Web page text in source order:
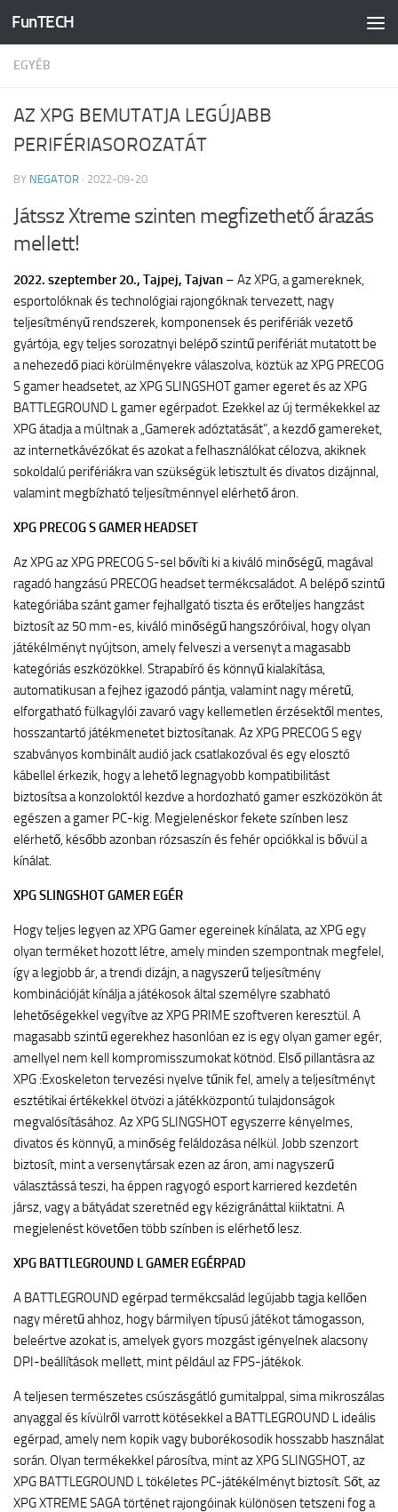
Skip to content
FunTECH
EGYÉB
AZ XPG BEMUTATJA LEGÚJABB
PERIFÉRIASOROZATÁT
BY NEGATOR · 2022-09-20
Játssz Xtreme szinten megfizethető árazás
mellett!
2022. szeptember 20., Tajpej, Tajvan – Az XPG, a gamereknek,
esportolóknak és technológiai rajongóknak tervezett, nagy
teljesítményű rendszerek, komponensek és perifériák vezető
gyártója, egy teljes sorozatnyi belépő szintű perifériát mutatott be
a nehezedő piaci körülményekre válaszolva, köztük az XPG PRECOG
S gamer headsetet, az XPG SLINGSHOT gamer egeret és az XPG
BATTLEGROUND L gamer egérpadot. Ezekkel az új termékekkel az
XPG átadja a múltnak a „Gamerek adóztatását”, a kezdő gamereket,
az internetkávézókat és azokat a felhasználókat célozva, akiknek
sokoldalú perifériákra van szükségük letisztult és divatos dizájnnal,
valamint megbízható teljesítménnyel elérhető áron.
XPG PRECOG S GAMER HEADSET
Az XPG az XPG PRECOG S-sel bővíti ki a kiváló minőségű, magával
ragadó hangzású PRECOG headset termékcsaládot. A belépő szintű
kategóriába szánt gamer fejhallgató tiszta és erőteljes hangzást
biztosít az 50 mm-es, kiváló minőségű hangszóróival, hogy olyan
játékélményt nyújtson, amely felveszi a versenyt a magasabb
kategóriás eszközökkel. Strapabíró és könnyű kialakítása,
automatikusan a fejhez igazodó pántja, valamint nagy méretű,
elforgatható fülkagylói zavaró vagy kellemetlen érzésektől mentes,
hosszantartó játékmenetet biztosítanak. Az XPG PRECOG S egy
szabványos kombinált audió jack csatlakozóval és egy elosztó
kábellel érkezik, hogy a lehető legnagyobb kompatibilitást
biztosítsa a konzoloktól kezdve a hordozható gamer eszközökön át
egészen a gamer PC-kig. Megjelenéskor fekete színben lesz
elérhető, később azonban rózsaszín és fehér opciókkal is bővül a
kínálat.
XPG SLINGSHOT GAMER EGÉR
Hogy teljes legyen az XPG Gamer egereinek kínálata, az XPG egy
olyan terméket hozott létre, amely minden szempontnak megfelel,
így a legjobb ár, a trendi dizájn, a nagyszerű teljesítmény
kombinációját kínálja a játékosok által személyre szabható
lehetőségekkel vegyítve az XPG PRIME szoftveren keresztül. A
magasabb szintű egerekhez hasonlóan ez is egy olyan gamer egér,
amellyel nem kell kompromisszumokat kötnöd. Első pillantásra az
XPG :Exoskeleton tervezési nyelve tűnik fel, amely a teljesítményt
esztétikai értékekkel ötvözi a játékközpontú tulajdonságok
megvalósításához. Az XPG SLINGSHOT egyszerre kényelmes,
divatos és könnyű, a minőség feláldozása nélkül. Jobb szenzort
biztosít, mint a versenytársak ezen az áron, ami nagyszerű
választássá teszi, ha éppen ragyogó esport karriered kezdetén
jársz, vagy a bátyádat szeretnéd egy kézigránáttal kiiktatni. A
megjelenést követően több színben is elérhető lesz.
XPG BATTLEGROUND L GAMER EGÉRPAD
A BATTLEGROUND egérpad termékcsalád legújabb tagja kellően
nagy méretű ahhoz, hogy bármilyen típusú játékot támogasson,
beleértve azokat is, amelyek gyors mozgást igényelnek alacsony
DPI-beállítások mellett, mint például az FPS-játékok.
A teljesen természetes csúszásgátló gumitalppal, sima mikroszálas
anyaggal és kívülről varrott kötésekkel a BATTLEGROUND L ideális
egérpad, amely nem kopik vagy buborékosodik hosszabb használat
során. Olyan termékekkel párosítva, mint az XPG SLINGSHOT, az
XPG BATTLEGROUND L tökéletes PC-játékélményt biztosít. Sőt, az
XPG XTREME SAGA történet rajongóinak különösen tetszeni fog a